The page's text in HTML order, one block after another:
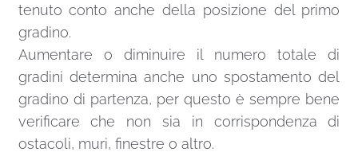
tenuto conto anche della posizione del primo
gradino.
Aumentare o diminuire il numero totale di
gradini determina anche uno spostamento del
gradino di partenza, per questo è sempre bene
verificare che non sia in corrispondenza di
ostacoli, muri, finestre o altro.